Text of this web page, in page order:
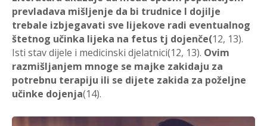
prevladava mišljenje da bi trudnice I dojilje
trebale izbjegavati sve lijekove radi eventualnog
štetnog učinka lijeka na fetus tj dojenče(12, 13).
Isti stav dijele i medicinski djelatnici(12, 13). Ovim
razmišljanjem mnoge se majke zakidaju za
potrebnu terapiju ili se dijete zakida za poželjne
učinke dojenja(14).